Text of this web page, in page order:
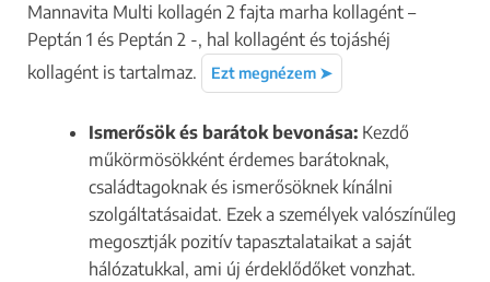
Szalonba keresek munkatársat
Többet is választhatsz.
Mivel foglalkozol?*
Barber
Fodrász
Hajhosszabbítás / Hajfonás
Kéz és körömápoló
Kozmetikus
Mannavita Multi kollagén 2 fajta marha kollagént –
Peptán 1 és Peptán 2 -, hal kollagént és tojáshéj
kollagént is tartalmaz.
Ezt megnézem ➤
Ismerősök és barátok bevonása: Kezdő
műkörmösökként érdemes barátoknak,
családtagoknak és ismerősöknek kínálni
szolgáltatásaidat. Ezek a személyek valószínűleg
megosztják pozitív tapasztalataikat a saját
hálózatukkal, ami új érdeklődőket vonzhat.